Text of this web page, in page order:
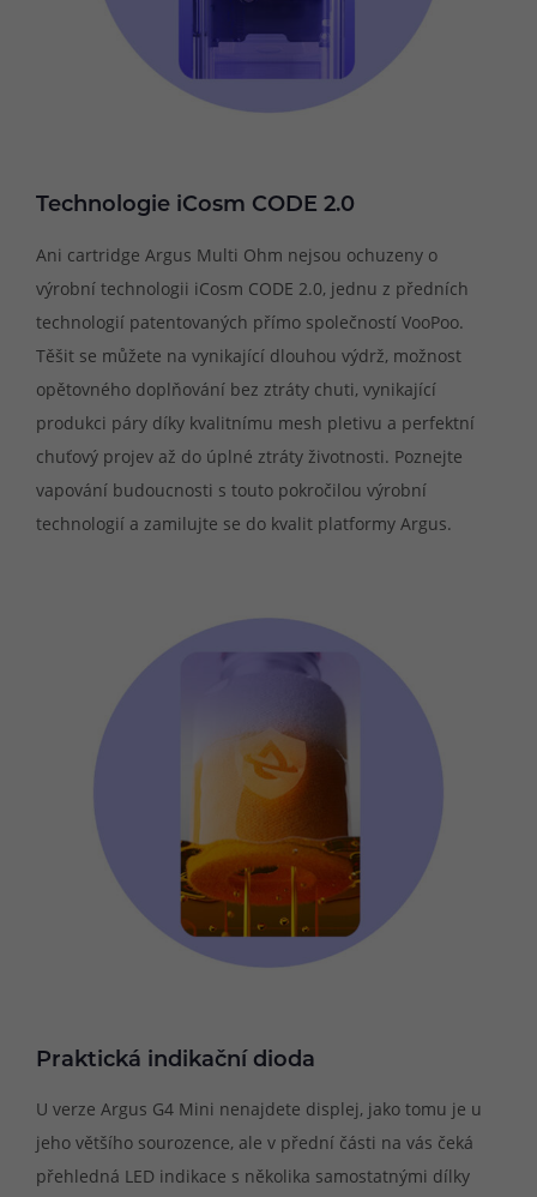
Technologie iCosm CODE 2.0
Ani cartridge Argus Multi Ohm nejsou ochuzeny o
výrobní technologii iCosm CODE 2.0, jednu z předních
technologií patentovaných přímo společností VooPoo.
Těšit se můžete na vynikající dlouhou výdrž, možnost
opětovného doplňování bez ztráty chuti, vynikající
produkci páry díky kvalitnímu mesh pletivu a perfektní
chuťový projev až do úplné ztráty životnosti. Poznejte
vapování budoucnosti s touto pokročilou výrobní
technologií a zamilujte se do kvalit platformy Argus.
Praktická indikační dioda
U verze Argus G4 Mini nenajdete displej, jako tomu je u
jeho většího sourozence, ale v přední části na vás čeká
přehledná LED indikace s několika samostatnými dílky